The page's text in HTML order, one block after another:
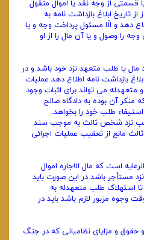
از وجه نقد یا اموال منقول
تاریخ ابلاغ بازداشت نامه به
دهد و الّا مسئول پرداخت وجه و یا
را وصول و یا آن مال را از او
یا طلب متعهد نزد خود باشد و در
بازداشت نامه اطلاع دهد عملیات
می‌ تواند برای اثبات وجود
آن بوده به دادگاه صالح
طلب خود را بخواهد.
طلب نزد شخص ثالث به موجب سند
مانع از تعقیب عملیات اجرائی
است که مال الاجاره اموال
مستأجر باشد در این صورت باید
استهلاک طلب متعهدله به
وجوه مزبور لازم باشد باید در
و مزایای نظامیانی که در جنگ